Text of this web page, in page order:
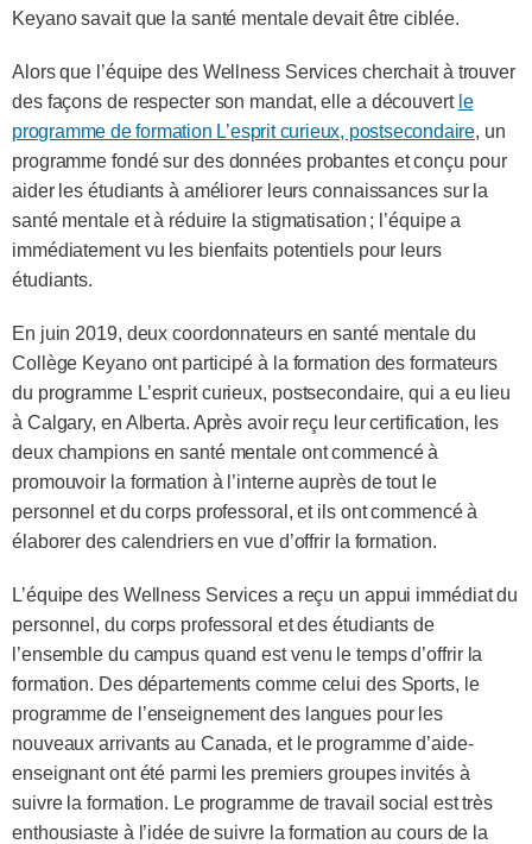
Keyano savait que la santé mentale devait être ciblée.
Alors que l’équipe des Wellness Services cherchait à trouver
des façons de respecter son mandat, elle a découvert le
programme de formation L’esprit curieux, postsecondaire, un
programme fondé sur des données probantes et conçu pour
aider les étudiants à améliorer leurs connaissances sur la
santé mentale et à réduire la stigmatisation ; l’équipe a
immédiatement vu les bienfaits potentiels pour leurs
étudiants.
En juin 2019, deux coordonnateurs en santé mentale du
Collège Keyano ont participé à la formation des formateurs
du programme L’esprit curieux, postsecondaire, qui a eu lieu
à Calgary, en Alberta. Après avoir reçu leur certification, les
deux champions en santé mentale ont commencé à
promouvoir la formation à l’interne auprès de tout le
personnel et du corps professoral, et ils ont commencé à
élaborer des calendriers en vue d’offrir la formation.
L’équipe des Wellness Services a reçu un appui immédiat du
personnel, du corps professoral et des étudiants de
l’ensemble du campus quand est venu le temps d’offrir la
formation. Des départements comme celui des Sports, le
programme de l’enseignement des langues pour les
nouveaux arrivants au Canada, et le programme d’aide-
enseignant ont été parmi les premiers groupes invités à
suivre la formation. Le programme de travail social est très
enthousiaste à l’idée de suivre la formation au cours de la